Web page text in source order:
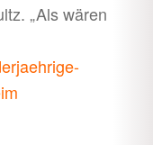
„Als wären